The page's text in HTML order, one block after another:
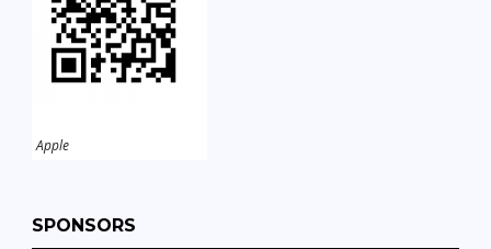
Apple
SPONSORS